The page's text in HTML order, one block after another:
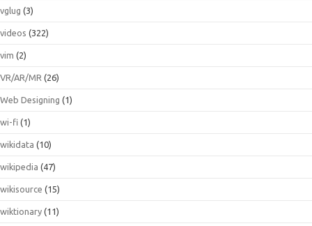
vglug (3)
videos (322)
vim (2)
VR/AR/MR (26)
Web Designing (1)
wi-fi (1)
wikidata (10)
wikipedia (47)
wikisource (15)
wiktionary (11)